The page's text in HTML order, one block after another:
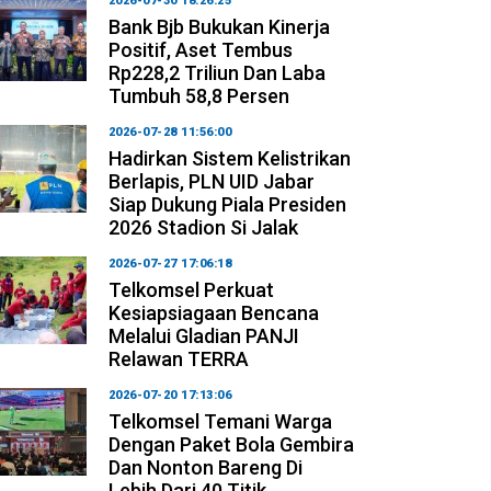
Bank Bjb Bukukan Kinerja
Positif, Aset Tembus
Rp228,2 Triliun Dan Laba
Tumbuh 58,8 Persen
2026-07-28 11:56:00
Hadirkan Sistem Kelistrikan
Berlapis, PLN UID Jabar
Siap Dukung Piala Presiden
2026 Stadion Si Jalak
2026-07-27 17:06:18
Telkomsel Perkuat
Kesiapsiagaan Bencana
Melalui Gladian PANJI
Relawan TERRA
2026-07-20 17:13:06
Telkomsel Temani Warga
Dengan Paket Bola Gembira
Dan Nonton Bareng Di